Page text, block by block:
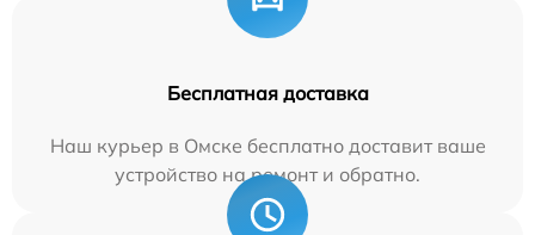
Бесплатная доставка
Наш курьер в Омске бесплатно доставит ваше
устройство на ремонт и обратно.